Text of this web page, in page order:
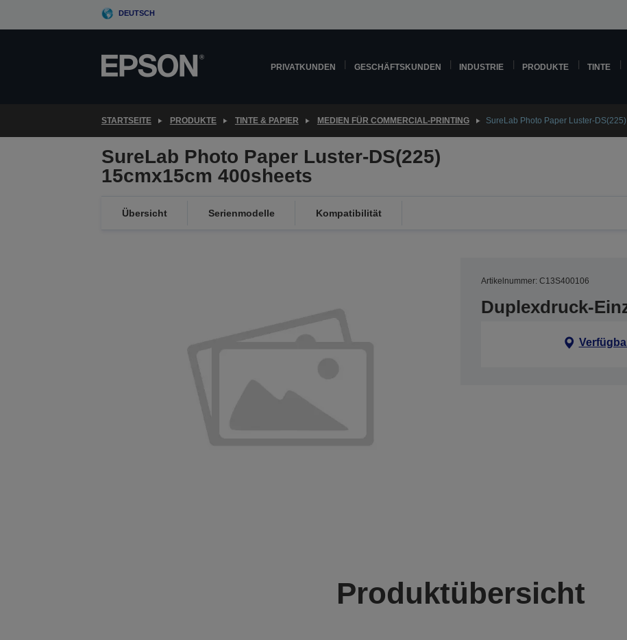
DEUTSCH
PRIVATKUNDEN GESCHÄFTSKUNDEN INDUSTRIE PRODUKTE TINTE
STARTSEITE PRODUKTE TINTE & PAPIER MEDIEN FÜR COMMERCIAL-PRINTING SureLab Photo Paper Luster-
SureLab Photo Paper Luster-DS(225)
15cmx15cm 400sheets
Übersicht Serienmodelle Kompatibilität
Artikelnummer: C13S400106
Duplexdruck-
Produktübersicht